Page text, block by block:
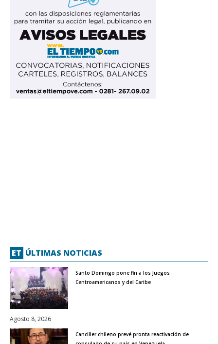
ET ÚLTIMAS NOTICIAS
Santo Domingo pone fin a los Juegos
Centroamericanos y del Caribe
Agosto 8, 2026
Canciller chileno prevé pronta reactivación de